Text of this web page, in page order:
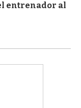
entrenador al